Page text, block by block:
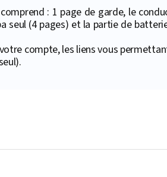
: 1 page de garde, le
seul (4 pages) et la partie de
compte, les liens vous